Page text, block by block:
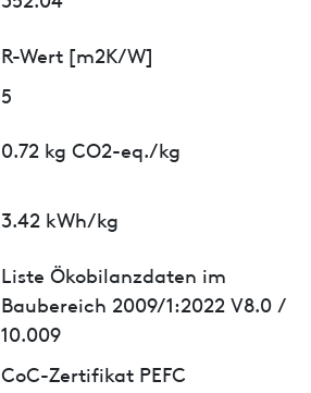
R-Wert [m2K/W]
5
0.72 kg CO2-eq./kg
3.42 kWh/kg
Liste Ökobilanzdaten im
Baubereich 2009/1:2022 V8.0 /
10.009
CoC-Zertifikat PEFC